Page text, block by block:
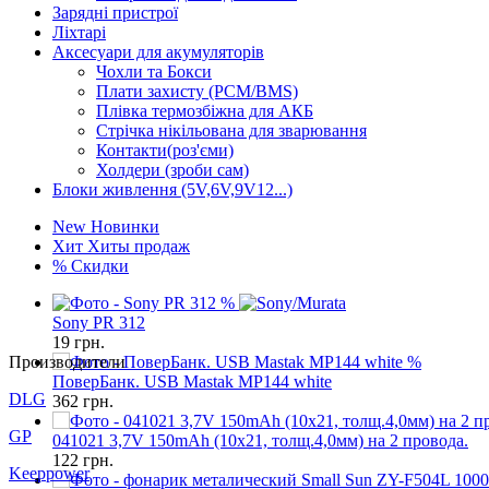
Зарядні пристрої
Ліхтарі
Аксесуари для акумуляторів
Чохли та Бокси
Плати захисту (PCM/BMS)
Плівка термозбіжна для АКБ
Стрічка нікільована для зварювання
Контакти(роз'єми)
Холдери (зроби сам)
Блоки живлення (5V,6V,9V12...)
New Новинки
Хит Хиты продаж
% Скидки
%
Sony PR 312
19 грн.
%
ПоверБанк. USB Mastak MP144 white
362 грн.
041021 3,7V 150mAh (10x21, толщ.4,0мм) на 2 провода.
122 грн.
Производители
DLG
GP
Keeppower